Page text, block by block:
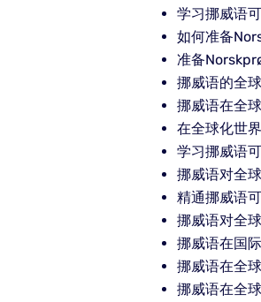
学习挪威语
如何准备
准备
挪威语的全
挪威语在全
在全球化世
学习挪威语
挪威语对全
精通挪威语
挪威语对全
挪威语在国
挪威语在全
挪威语在全